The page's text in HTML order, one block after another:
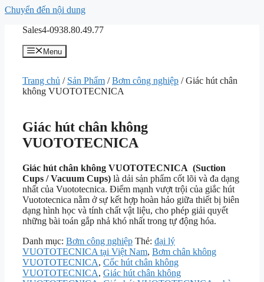
Chuyển đến nội dung
Sales4-0938.80.49.77
Menu
Trang chủ / Sản Phẩm /Bơm công nghiệp / Giác hút chân
không VUOTOTECNICA
Giác hút chân không
VUOTOTECNICA
Giác hút chân không VUOTOTECNICA (Suction
Cups / Vacuum Cups) là dải sản phẩm cốt lõi và đa dạng
nhất của Vuototecnica. Điểm mạnh vượt trội của giắc hút
Vuototecnica nằm ở sự kết hợp hoàn hảo giữa thiết bị biên
dạng hình học và tính chất vật liệu, cho phép giải quyết
những bài toán gắp nhả khó nhất trong tự động hóa.
Danh mục: Bơm công nghiệp Thẻ: đại lý
VUOTOTECNICA tại Việt Nam, Bơm chân không
VUOTOTECNICA, Cốc hút chân không
VUOTOTECNICA, Giác hút chân không